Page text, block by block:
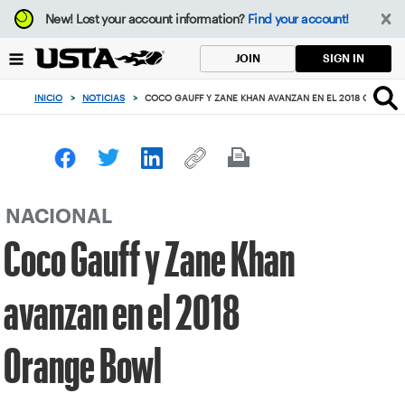
Enfoque
desde
botón
volver
principio
New!Lost your account information? Find your account!
JOIN SIGN IN
INICIO > NOTICIAS > COCO GAUFF Y ZANE KHAN AVANZAN EN EL 2018
NACIONAL
Coco Gauff y Zane Khan
avanzan en el 2018
Orange Bowl